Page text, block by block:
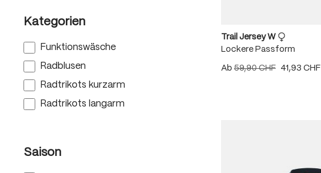
Kategorien
Funktionswäsche
Radblusen
Radtrikots kurzarm
Radtrikots langarm
Saison
Trail Jersey W
Lockere Passform
Ab 59,90 CHF 41,93 CHF